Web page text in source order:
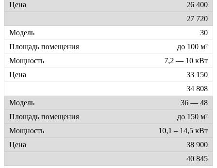
26 400
27 720
30
до 100 м²
7,2 — 10 кВт
33 150
34 808
36 — 48
до 150 м²
10,1 – 14,5 кВт
38 900
40 845